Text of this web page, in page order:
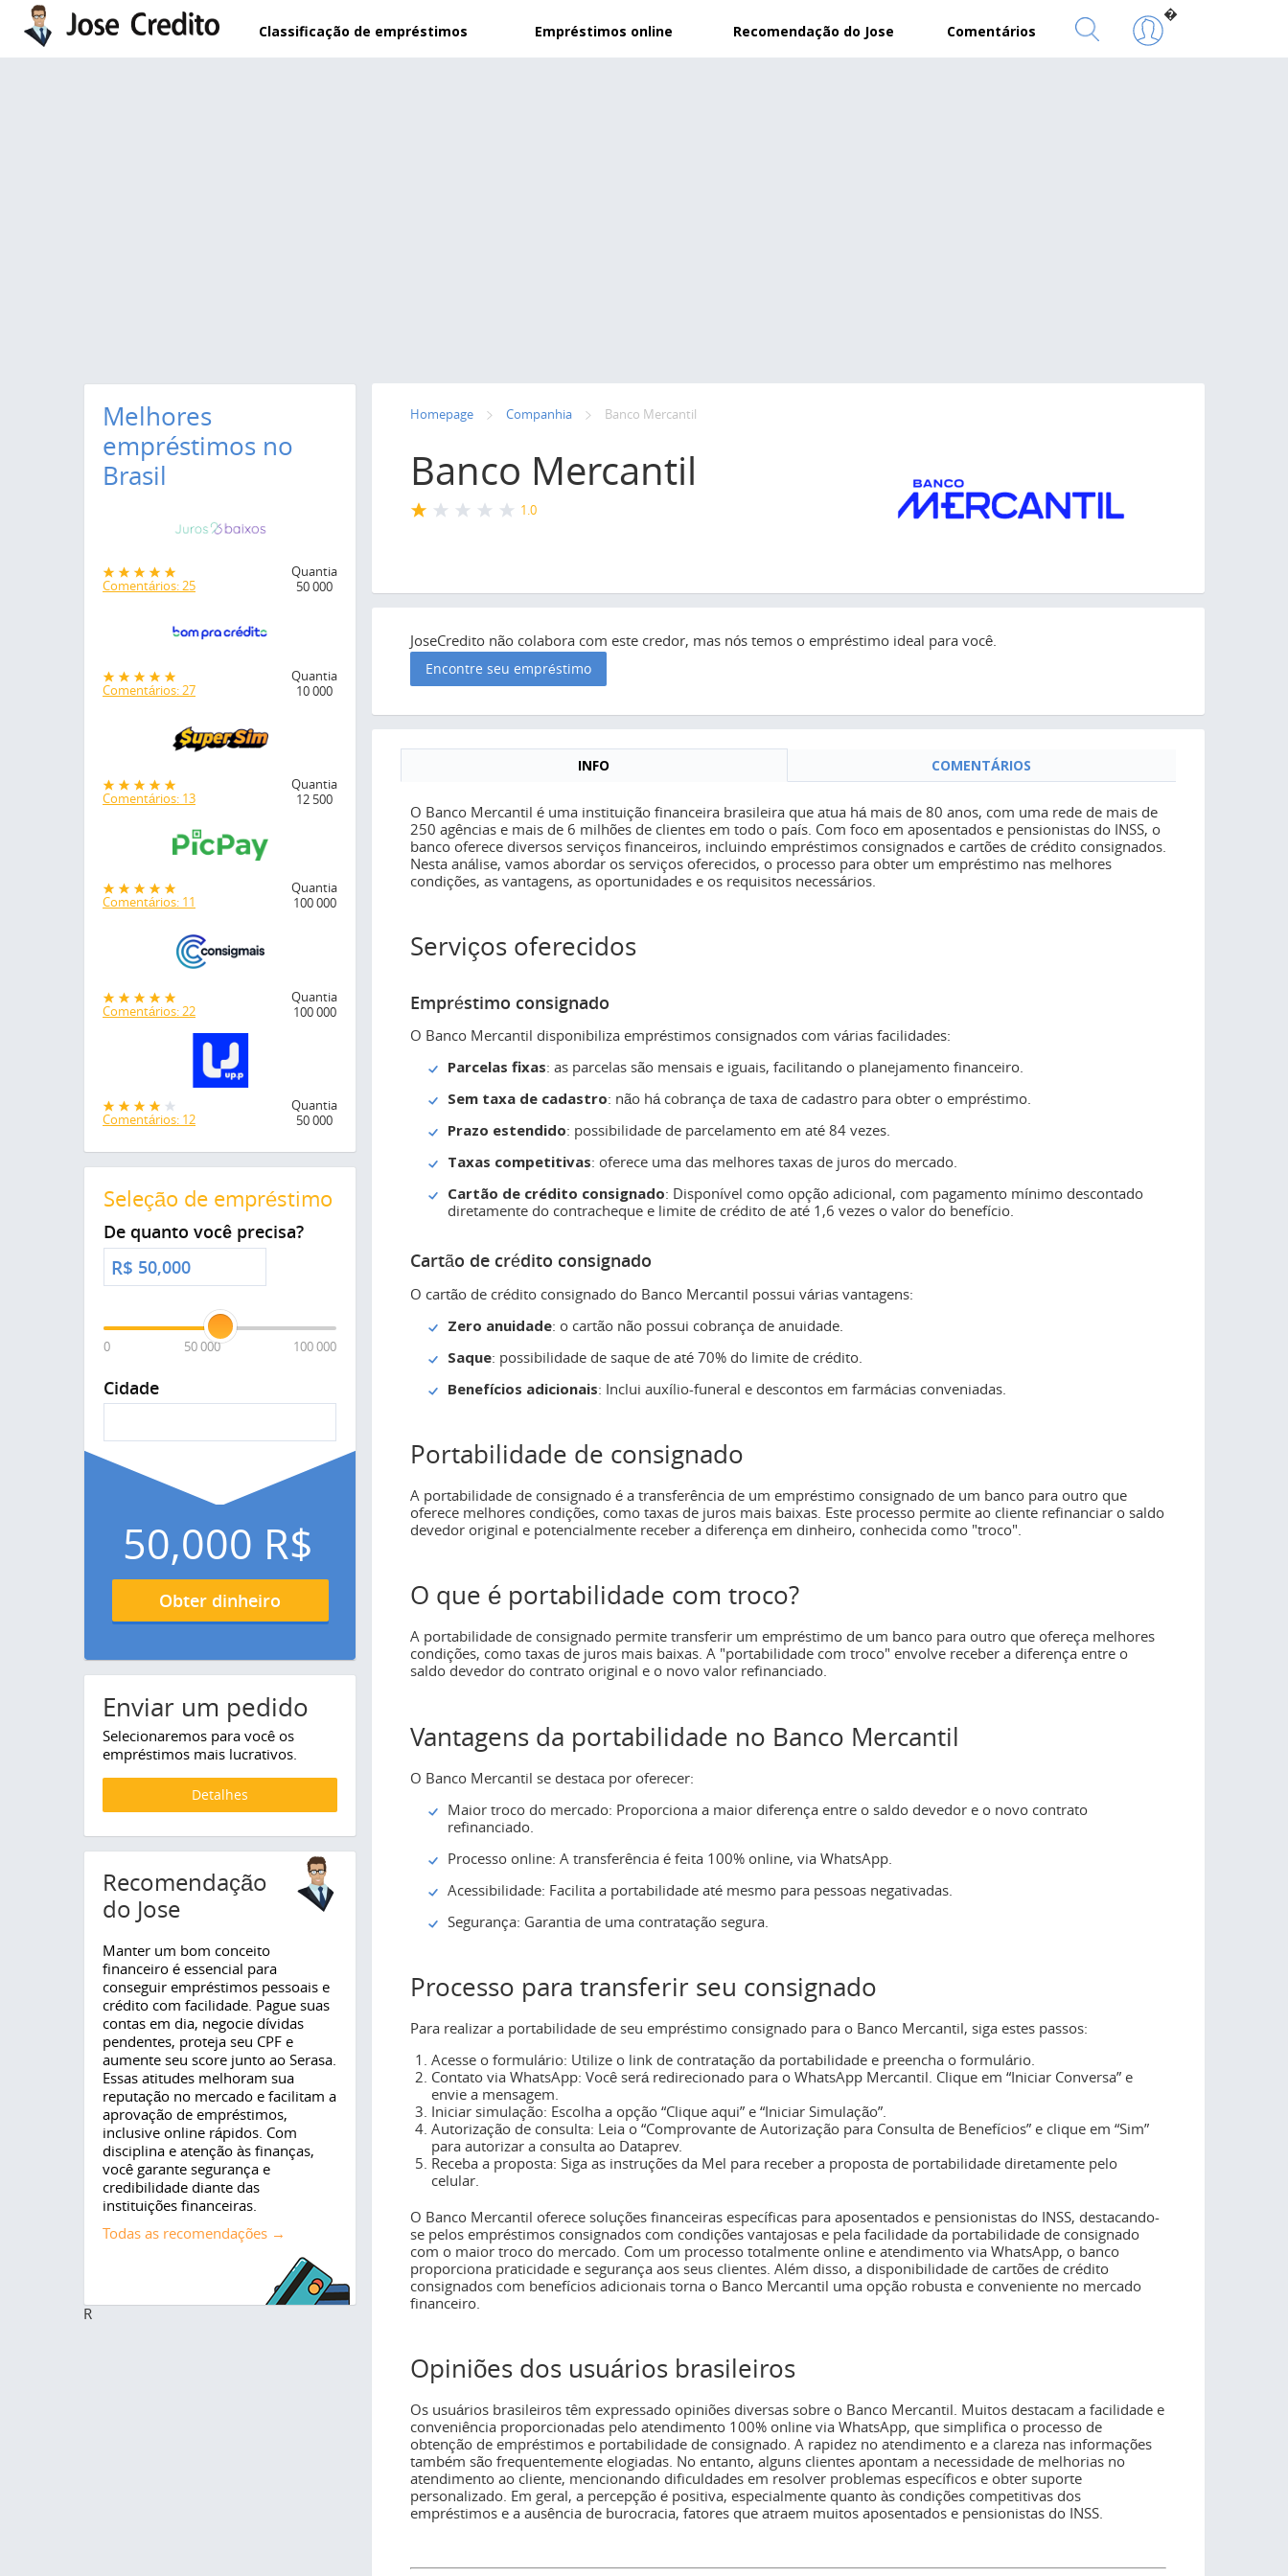
Pular para o conteúdo principal
Classificação de empréstimos Empréstimos online Recomendação do Jose Comentários
�
Homepage Сompanhia Banco Mercantil
Banco Mercantil
1.0
JoseCredito não colabora com este credor, mas nós temos o empréstimo ideal para você.
Encontre seu empréstimo
INFO COMENTÁRIOS
O Banco Mercantil é uma instituição financeira brasileira que atua há mais de 80 anos, com uma rede de mais de
250 agências e mais de 6 milhões de clientes em todo o país. Com foco em aposentados e pensionistas do INSS, o
banco oferece diversos serviços financeiros, incluindo empréstimos consignados e cartões de crédito consignados.
Nesta análise, vamos abordar os serviços oferecidos, o processo para obter um empréstimo nas melhores
condições, as vantagens, as oportunidades e os requisitos necessários.
Serviços oferecidos
Empréstimo consignado
O Banco Mercantil disponibiliza empréstimos consignados com várias facilidades:
Parcelas fixas: as parcelas são mensais e iguais, facilitando o planejamento financeiro.
Sem taxa de cadastro: não há cobrança de taxa de cadastro para obter o empréstimo.
Prazo estendido: possibilidade de parcelamento em até 84 vezes.
Taxas competitivas: oferece uma das melhores taxas de juros do mercado.
Cartão de crédito consignado: Disponível como opção adicional, com pagamento mínimo descontado
diretamente do contracheque e limite de crédito de até 1,6 vezes o valor do benefício.
Cartão de crédito consignado
O cartão de crédito consignado do Banco Mercantil possui várias vantagens:
Zero anuidade: o cartão não possui cobrança de anuidade.
Saque: possibilidade de saque de até 70% do limite de crédito.
Benefícios adicionais: Inclui auxílio-funeral e descontos em farmácias conveniadas.
Portabilidade de consignado
A portabilidade de consignado é a transferência de um empréstimo consignado de um banco para outro que
oferece melhores condições, como taxas de juros mais baixas. Este processo permite ao cliente refinanciar o saldo
devedor original e potencialmente receber a diferença em dinheiro, conhecida como "troco".
O que é portabilidade com troco?
A portabilidade de consignado permite transferir um empréstimo de um banco para outro que ofereça melhores
condições, como taxas de juros mais baixas. A "portabilidade com troco" envolve receber a diferença entre o
saldo devedor do contrato original e o novo valor refinanciado.
Vantagens da portabilidade no Banco Mercantil
O Banco Mercantil se destaca por oferecer:
Maior troco do mercado: Proporciona a maior diferença entre o saldo devedor e o novo contrato
refinanciado.
Processo online: A transferência é feita 100% online, via WhatsApp.
Acessibilidade: Facilita a portabilidade até mesmo para pessoas negativadas.
Segurança: Garantia de uma contratação segura.
Processo para transferir seu consignado
Para realizar a portabilidade de seu empréstimo consignado para o Banco Mercantil, siga estes passos:
Acesse o formulário: Utilize o link de contratação da portabilidade e preencha o formulário.
Contato via WhatsApp: Você será redirecionado para o WhatsApp Mercantil. Clique em “Iniciar Conversa” e
envie a mensagem.
Iniciar simulação: Escolha a opção “Clique aqui” e “Iniciar Simulação”.
Autorização de consulta: Leia o “Comprovante de Autorização para Consulta de Benefícios” e clique em “Sim”
para autorizar a consulta ao Dataprev.
Receba a proposta: Siga as instruções da Mel para receber a proposta de portabilidade diretamente pelo
celular.
O Banco Mercantil oferece soluções financeiras específicas para aposentados e pensionistas do INSS, destacando-
se pelos empréstimos consignados com condições vantajosas e pela facilidade da portabilidade de consignado
com o maior troco do mercado. Com um processo totalmente online e atendimento via WhatsApp, o banco
proporciona praticidade e segurança aos seus clientes. Além disso, a disponibilidade de cartões de crédito
consignados com benefícios adicionais torna o Banco Mercantil uma opção robusta e conveniente no mercado
financeiro.
Opiniões dos usuários brasileiros
Os usuários brasileiros têm expressado opiniões diversas sobre o Banco Mercantil. Muitos destacam a facilidade e
conveniência proporcionadas pelo atendimento 100% online via WhatsApp, que simplifica o processo de
obtenção de empréstimos e portabilidade de consignado. A rapidez no atendimento e a clareza nas informações
também são frequentemente elogiadas. No entanto, alguns clientes apontam a necessidade de melhorias no
atendimento ao cliente, mencionando dificuldades em resolver problemas específicos e obter suporte
personalizado. Em geral, a percepção é positiva, especialmente quanto às condições competitivas dos
empréstimos e a ausência de burocracia, fatores que atraem muitos aposentados e pensionistas do INSS.
Melhores
empréstimos no
Brasil
Comentários: 25
Quantia
50 000
Comentários: 27
Quantia
10 000
Comentários: 13
Quantia
12 500
Comentários: 11
Quantia
100 000
Comentários: 22
Quantia
100 000
Comentários: 12
Quantia
50 000
Seleção de empréstimo
De quanto você precisa?
R$
0 50 000 100 000
Cidade
50,000 R$
Obter dinheiro
Enviar um pedido
Selecionaremos para você os
empréstimos mais lucrativos.
Detalhes
Recomendação
do Jose
Manter um bom conceito
financeiro é essencial para
conseguir empréstimos pessoais e
crédito com facilidade. Pague suas
contas em dia, negocie dívidas
pendentes, proteja seu CPF e
aumente seu score junto ao Serasa.
Essas atitudes melhoram sua
reputação no mercado e facilitam a
aprovação de empréstimos,
inclusive online rápidos. Com
disciplina e atenção às finanças,
você garante segurança e
credibilidade diante das
instituições financeiras.
Todas as recomendações →
R